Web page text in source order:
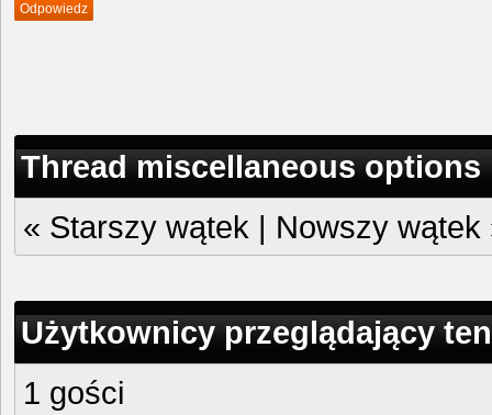
Odpowiedz
Thread miscellaneous options
« Starszy wątek | Nowszy wątek
Użytkownicy przeglądający
1 gości